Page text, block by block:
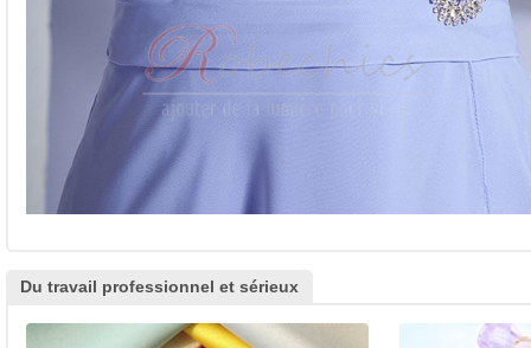
Du travail professionnel et sérieux